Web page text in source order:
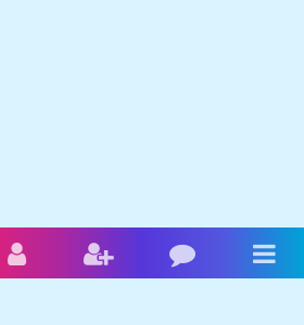
ConnexionInscriptionBlog